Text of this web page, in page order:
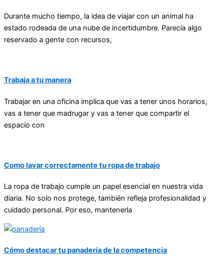
Durante mucho tiempo, la idea de viajar con un animal ha
estado rodeada de una nube de incertidumbre. Parecía algo
reservado a gente con recursos,
Trabaja a tu manera
Trabajar en una oficina implica que vas a tener unos horarios,
vas a tener que madrugar y vas a tener que compartir el
espacio con
Como lavar correctamente tu ropa de trabajo
La ropa de trabajo cumple un papel esencial en nuestra vida
diaria. No solo nos protege, también refleja profesionalidad y
cuidado personal. Por eso, mantenerla
Cómo destacar tu panadería de la competencia